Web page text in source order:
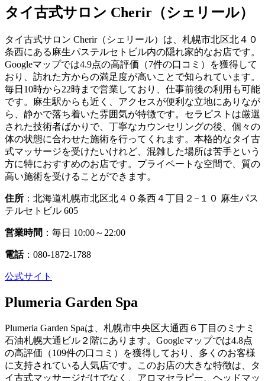
タイ古式サロン Cherir（シェリール）
タイ古式サロン Cherir（シェリール）は、札幌市北区北４０
条西にある麻生パステルセトビル内の隠れ家的なお店です。
Googleマップでは4.9点の高評価（7件の口コミ）を獲得して
おり、訪れた方からの満足度が高いことで知られています。
毎日10時から22時まで営業しており、仕事前後の利用も可能
です。麻生駅からも近く、アクセスが便利な立地にありなが
ら、静かで落ち着いた雰囲気が特徴です。セラピストは厳選
された技術者ばかりで、丁寧なカウンセリングの後、個々の
体の状態に合わせた施術を行ってくれます。本格的なタイ古
式マッサージを受けたいけれど、混雑した場所は苦手という
方に特におすすめのお店です。プライベートな空間で、質の
高い施術を受けることができます。
住所 ：北海道札幌市北区北４０条西４丁目２−１０ 麻生パス
テルセトビル 605
営業時間 ：毎日 10:00～22:00
電話：080-1872-1788
公式サイト
Plumeria Garden Spa
Plumeria Garden Spaは、札幌市中央区大通西６丁目のミナミ
石油札幌大通ビル２階にあります。Googleマップでは4.8点
の高評価（109件の口コミ）を獲得しており、多くのお客様
に支持されている人気店です。このお店の大きな特徴は、タ
イ古式マッサージだけでなく、アロマセラピー、ヘッドマッ